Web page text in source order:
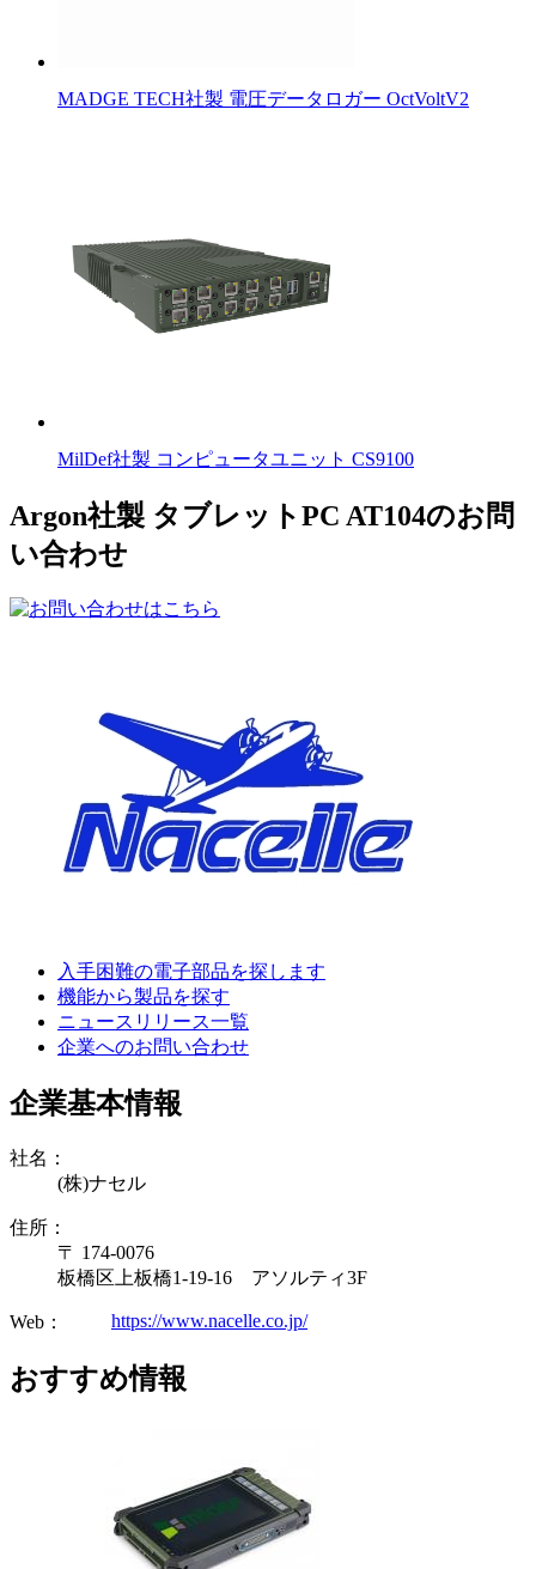
MADGE TECH社製 電圧データロガー OctVoltV2
MilDef社製 コンピュータユニット CS9100
Argon社製 タブレットPC AT104のお問
い合わせ
入手困難の電子部品を探します
機能から製品を探す
ニュースリリース一覧
企業へのお問い合わせ
企業基本情報
社名：
(株)ナセル
住所：
〒 174-0076
板橋区上板橋1-19-16 アソルティ3F
Web： https://www.nacelle.co.jp/
おすすめ情報